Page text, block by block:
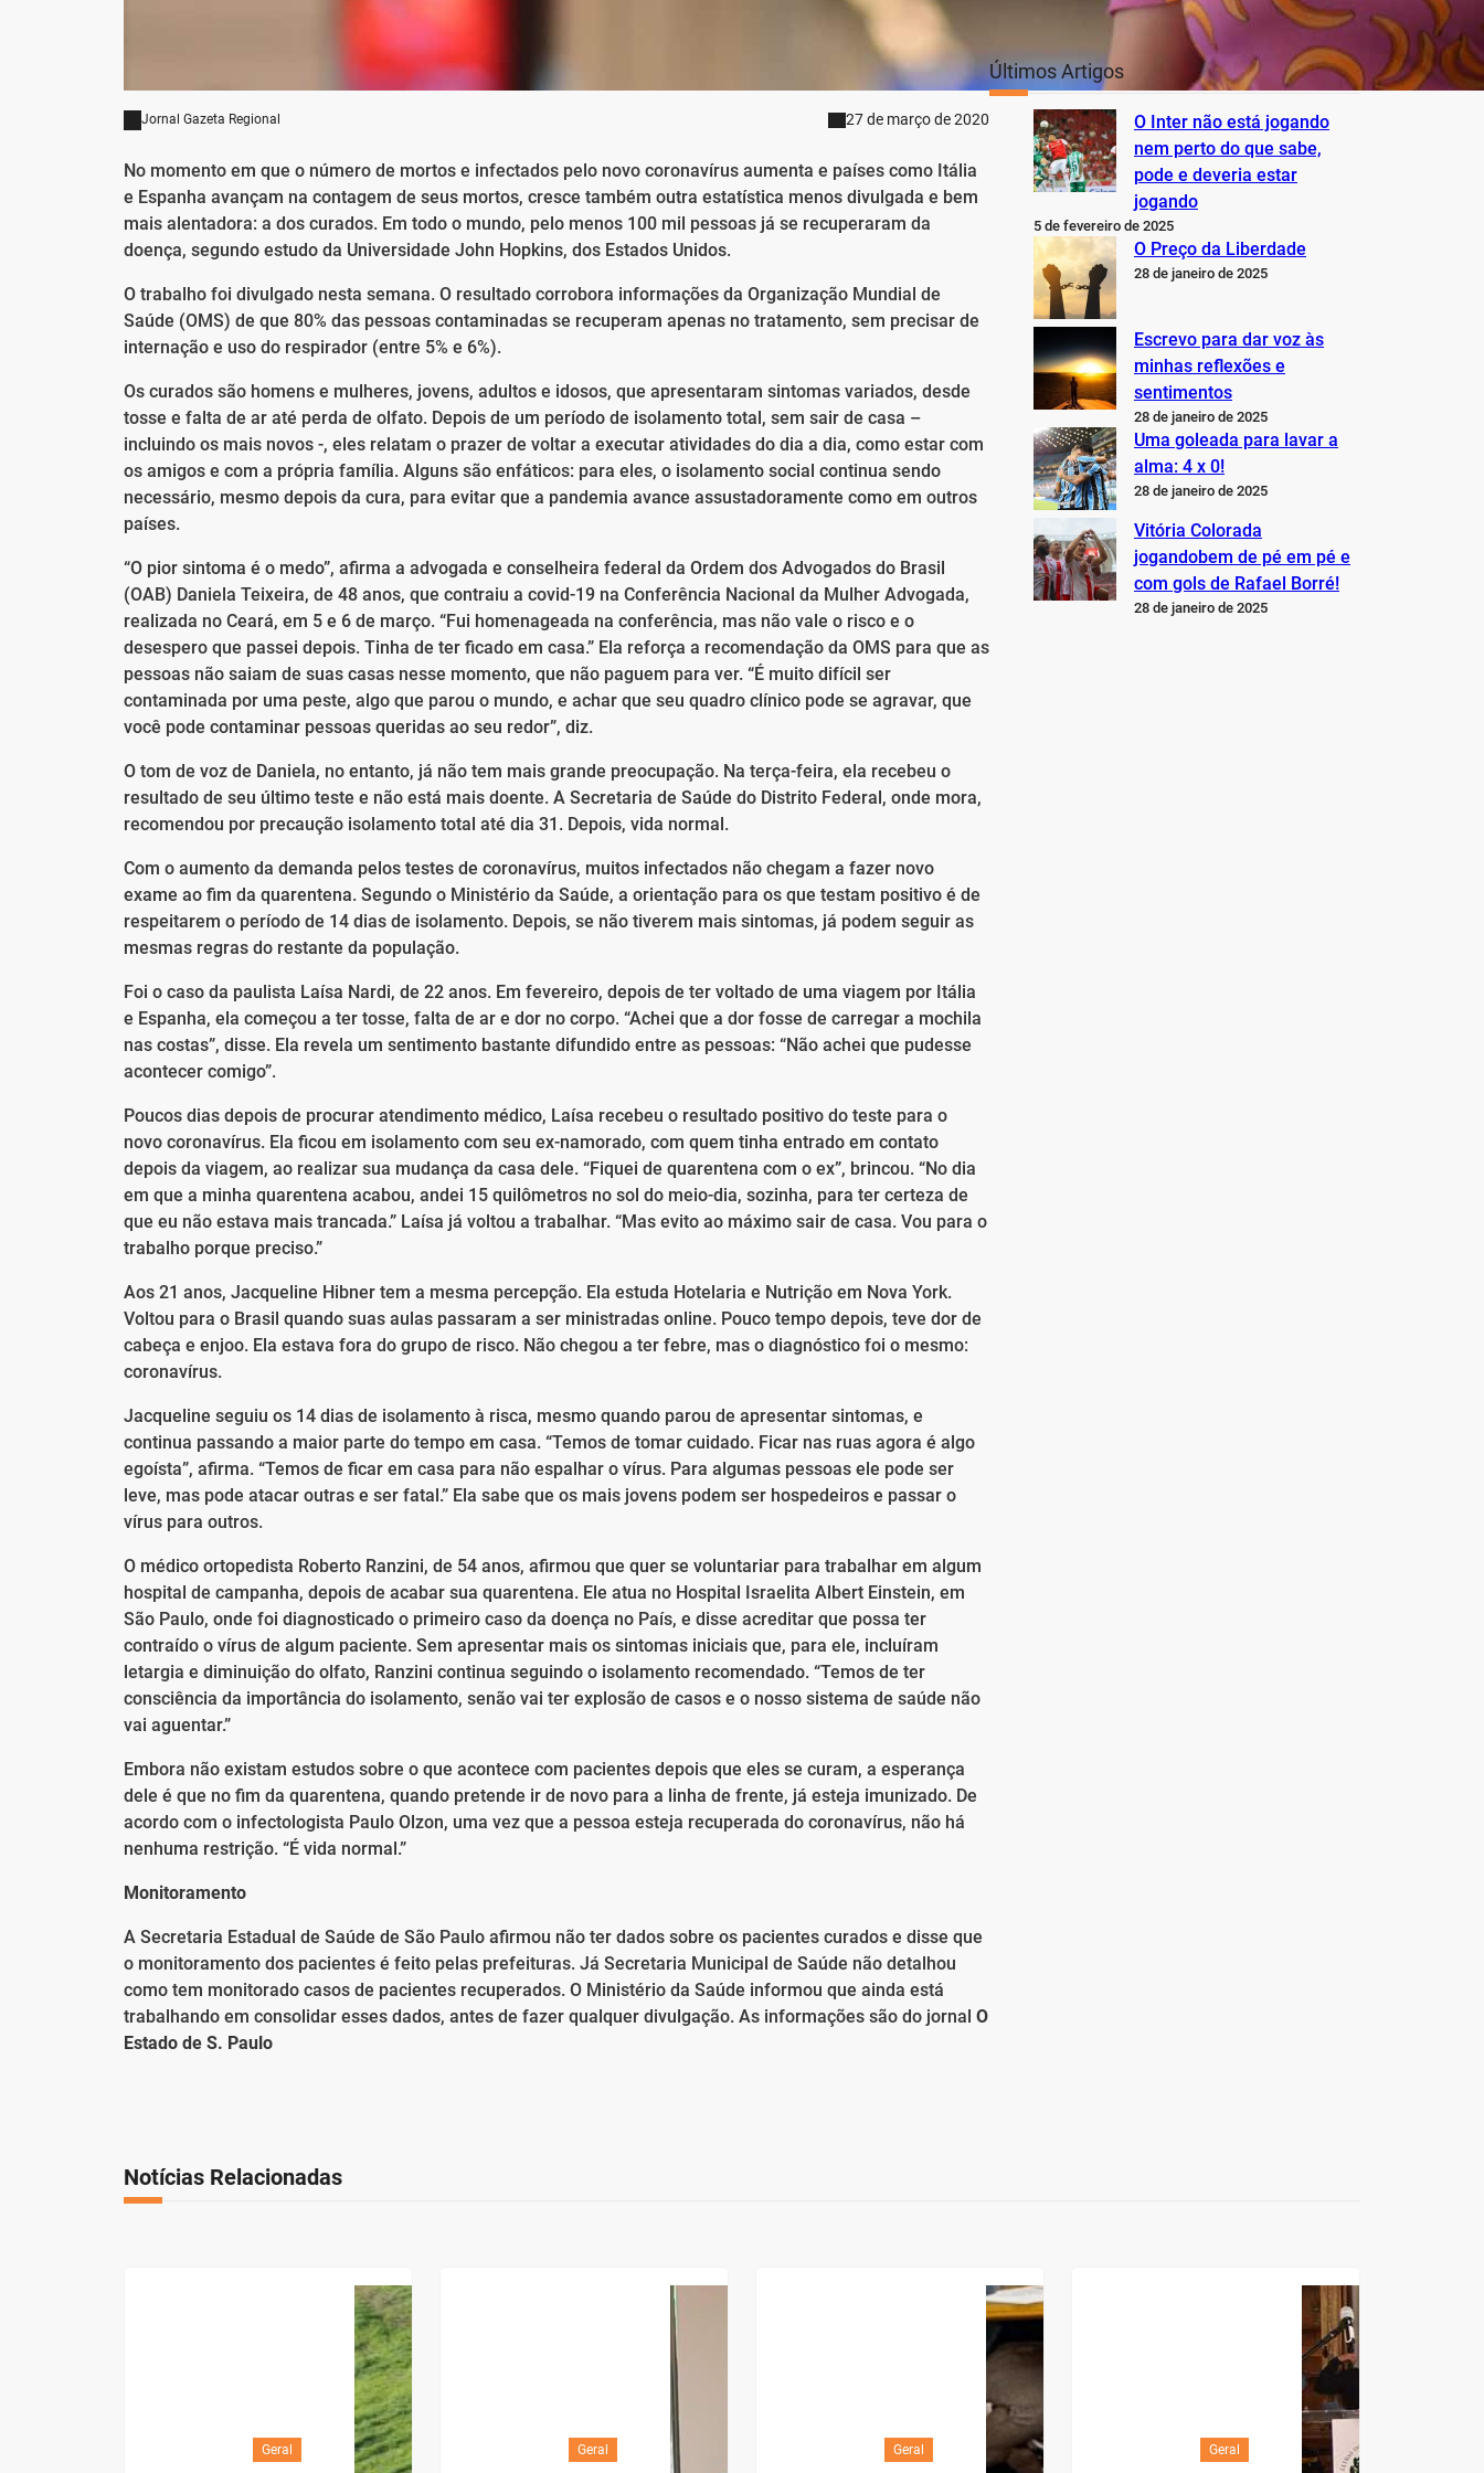
Jornal Gazeta Regional 27 de março de 2020
No momento em que o número de mortos e infectados pelo novo coronavírus aumenta e países como Itália
e Espanha avançam na contagem de seus mortos, cresce também outra estatística menos divulgada e bem
mais alentadora: a dos curados. Em todo o mundo, pelo menos 100 mil pessoas já se recuperaram da
doença, segundo estudo da Universidade John Hopkins, dos Estados Unidos.
O trabalho foi divulgado nesta semana. O resultado corrobora informações da Organização Mundial de
Saúde (OMS) de que 80% das pessoas contaminadas se recuperam apenas no tratamento, sem precisar de
internação e uso do respirador (entre 5% e 6%).
Os curados são homens e mulheres, jovens, adultos e idosos, que apresentaram sintomas variados, desde
tosse e falta de ar até perda de olfato. Depois de um período de isolamento total, sem sair de casa –
incluindo os mais novos -, eles relatam o prazer de voltar a executar atividades do dia a dia, como estar com
os amigos e com a própria família. Alguns são enfáticos: para eles, o isolamento social continua sendo
necessário, mesmo depois da cura, para evitar que a pandemia avance assustadoramente como em outros
países.
“O pior sintoma é o medo”, afirma a advogada e conselheira federal da Ordem dos Advogados do Brasil
(OAB) Daniela Teixeira, de 48 anos, que contraiu a covid-19 na Conferência Nacional da Mulher Advogada,
realizada no Ceará, em 5 e 6 de março. “Fui homenageada na conferência, mas não vale o risco e o
desespero que passei depois. Tinha de ter ficado em casa.” Ela reforça a recomendação da OMS para que as
pessoas não saiam de suas casas nesse momento, que não paguem para ver. “É muito difícil ser
contaminada por uma peste, algo que parou o mundo, e achar que seu quadro clínico pode se agravar, que
você pode contaminar pessoas queridas ao seu redor”, diz.
O tom de voz de Daniela, no entanto, já não tem mais grande preocupação. Na terça-feira, ela recebeu o
resultado de seu último teste e não está mais doente. A Secretaria de Saúde do Distrito Federal, onde mora,
recomendou por precaução isolamento total até dia 31. Depois, vida normal.
Com o aumento da demanda pelos testes de coronavírus, muitos infectados não chegam a fazer novo
exame ao fim da quarentena. Segundo o Ministério da Saúde, a orientação para os que testam positivo é de
respeitarem o período de 14 dias de isolamento. Depois, se não tiverem mais sintomas, já podem seguir as
mesmas regras do restante da população.
Foi o caso da paulista Laísa Nardi, de 22 anos. Em fevereiro, depois de ter voltado de uma viagem por Itália
e Espanha, ela começou a ter tosse, falta de ar e dor no corpo. “Achei que a dor fosse de carregar a mochila
nas costas”, disse. Ela revela um sentimento bastante difundido entre as pessoas: “Não achei que pudesse
acontecer comigo”.
Poucos dias depois de procurar atendimento médico, Laísa recebeu o resultado positivo do teste para o
novo coronavírus. Ela ficou em isolamento com seu ex-namorado, com quem tinha entrado em contato
depois da viagem, ao realizar sua mudança da casa dele. “Fiquei de quarentena com o ex”, brincou. “No dia
em que a minha quarentena acabou, andei 15 quilômetros no sol do meio-dia, sozinha, para ter certeza de
que eu não estava mais trancada.” Laísa já voltou a trabalhar. “Mas evito ao máximo sair de casa. Vou para o
trabalho porque preciso.”
Aos 21 anos, Jacqueline Hibner tem a mesma percepção. Ela estuda Hotelaria e Nutrição em Nova York.
Voltou para o Brasil quando suas aulas passaram a ser ministradas online. Pouco tempo depois, teve dor de
cabeça e enjoo. Ela estava fora do grupo de risco. Não chegou a ter febre, mas o diagnóstico foi o mesmo:
coronavírus.
Jacqueline seguiu os 14 dias de isolamento à risca, mesmo quando parou de apresentar sintomas, e
continua passando a maior parte do tempo em casa. “Temos de tomar cuidado. Ficar nas ruas agora é algo
egoísta”, afirma. “Temos de ficar em casa para não espalhar o vírus. Para algumas pessoas ele pode ser
leve, mas pode atacar outras e ser fatal.” Ela sabe que os mais jovens podem ser hospedeiros e passar o
vírus para outros.
O médico ortopedista Roberto Ranzini, de 54 anos, afirmou que quer se voluntariar para trabalhar em algum
hospital de campanha, depois de acabar sua quarentena. Ele atua no Hospital Israelita Albert Einstein, em
São Paulo, onde foi diagnosticado o primeiro caso da doença no País, e disse acreditar que possa ter
contraído o vírus de algum paciente. Sem apresentar mais os sintomas iniciais que, para ele, incluíram
letargia e diminuição do olfato, Ranzini continua seguindo o isolamento recomendado. “Temos de ter
consciência da importância do isolamento, senão vai ter explosão de casos e o nosso sistema de saúde não
vai aguentar.”
Embora não existam estudos sobre o que acontece com pacientes depois que eles se curam, a esperança
dele é que no fim da quarentena, quando pretende ir de novo para a linha de frente, já esteja imunizado. De
acordo com o infectologista Paulo Olzon, uma vez que a pessoa esteja recuperada do coronavírus, não há
nenhuma restrição. “É vida normal.”
Monitoramento
A Secretaria Estadual de Saúde de São Paulo afirmou não ter dados sobre os pacientes curados e disse que
o monitoramento dos pacientes é feito pelas prefeituras. Já Secretaria Municipal de Saúde não detalhou
como tem monitorado casos de pacientes recuperados. O Ministério da Saúde informou que ainda está
trabalhando em consolidar esses dados, antes de fazer qualquer divulgação. As informações são do jornal O
Estado de S. Paulo
Últimos Artigos
O Inter não está jogando
nem perto do que sabe,
pode e deveria estar
jogando
5 de fevereiro de 2025
O Preço da Liberdade
28 de janeiro de 2025
Escrevo para dar voz às
minhas reflexões e
sentimentos
28 de janeiro de 2025
Uma goleada para lavar a
alma: 4 x 0!
28 de janeiro de 2025
Vitória Colorada
jogandobem de pé em pé e
com gols de Rafael Borré!
28 de janeiro de 2025
Notícias Relacionadas
Geral Geral Geral Geral